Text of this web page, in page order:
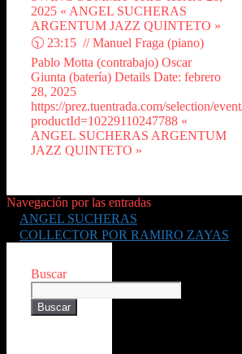
2025 « ANGEL SUCHERAS
ARGENTUM JAZZ QUINTETO »
🕥 23:15 // Manuel Fraga (piano)
Pablo Motta (contrabajo) Oscar
Giunta (batería) Details Date: febrero
28, 2025
https://prez.tuentrada.com/selection/
productId=10229110247788 «
ANGEL SUCHERAS ARGENTUM
JAZZ QUINTETO »
Navegación por las entradas
ANGEL SUCHERAS
COLLECTOR POR RAMIRO ZAYAS
Buscar
Buscar